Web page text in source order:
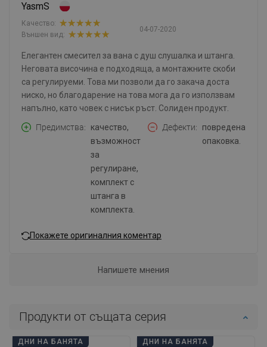
YasmS
04-07-2020
Качество:
Външен вид:
Елегантен смесител за вана с душ слушалка и штанга.
Неговата височина е подходяща, а монтажните скоби
са регулируеми. Това ми позволи да го закача доста
ниско, но благодарение на това мога да го използвам
напълно, като човек с нисък ръст. Солиден продукт.
Предимства
качество,
възможност
за
регулиране,
комплект с
штанга в
комплекта.
Дефекти
повредена
опаковка.
Покажете оригиналния коментар
Напишете мнения
Продукти от същата серия
ДНИ НА БАНЯТА ДНИ НА БАНЯТА